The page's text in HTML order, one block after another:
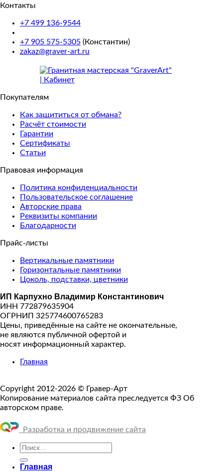
Контакты
+7 499 136-9544
+7 905 575-5305 (Константин)
zakaz@graver-art.ru
Покупателям
Как защититься от обмана?
Расчёт стоимости
Гарантии
Сертификаты
Статьи
Правовая информация
Политика конфиденциальности
Пользовательское соглашение
Авторские права
Реквизиты компании
Благодарности
Прайс-листы
Вертикальные памятники
Горизонтальные памятники
Цоколь, подставки, цветники
ИП Карпухно Владимир Константинович
ИНН 772879635904
ОГРНИП 325774600765283
Цены, приведённые на сайте не окончательные,
не являются публичной офертой и
носят информационный характер.
Главная
Copyright 2012-2026 © Гравер-Арт
Копирование материалов сайта преследуется ФЗ Об
авторском праве.
Разработка и продвижение сайта
Искать:
Главная